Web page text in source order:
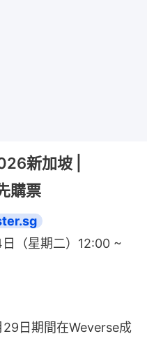
新加坡 |
購票
（星期二）12:00 ~
日期間在Weverse成